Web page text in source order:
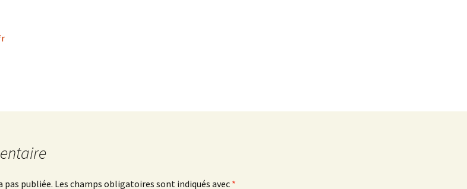
pas publiée. Les champs obligatoires sont indiqués avec *